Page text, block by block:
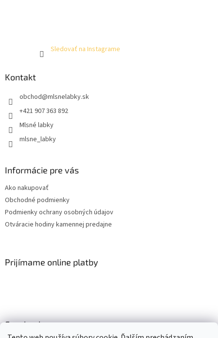
Sledovať na Instagrame
Kontakt
obchod@mlsnelabky.sk
+421 907 363 892
Mlsné labky
mlsne_labky
Informácie pre vás
Ako nakupovať
Obchodné podmienky
Podmienky ochrany osobných údajov
Otváracie hodiny kamennej predajne
Prijímame online platby
Facebook